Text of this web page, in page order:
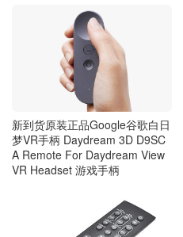
新到货原装正品Google谷歌白日
梦VR手柄 Daydream 3D D9SC
A Remote For Daydream View
VR Headset 游戏手柄